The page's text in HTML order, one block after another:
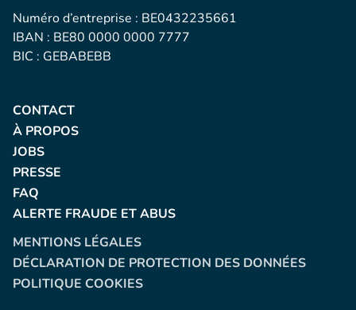
Numéro d’entreprise : BE0432235661
IBAN : BE80 0000 0000 7777
BIC : GEBABEBB
CONTACT
À PROPOS
JOBS
PRESSE
FAQ
ALERTE FRAUDE ET ABUS
MENTIONS LÉGALES
DÉCLARATION DE PROTECTION DES DONNÉES
POLITIQUE COOKIES